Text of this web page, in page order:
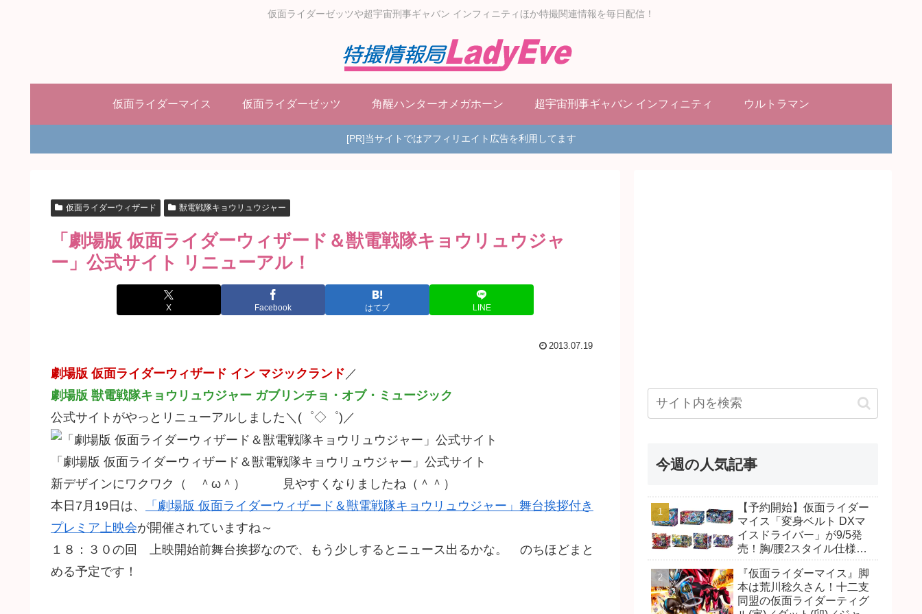
仮面ライダーゼッツや超宇宙刑事ギャバン インフィニティほか特撮関連情報を毎日配信！
仮面ライダーマイス 仮面ライダーゼッツ 角醒ハンターオメガホーン 超宇宙刑事ギャバン インフィニティ ウルトラマン
[PR]当サイトではアフィリエイト広告を利用してます
仮面ライダーウィザード 獣電戦隊キョウリュウジャー
「劇場版 仮面ライダーウィザード＆獣電戦隊キョウリュウジャ
ー」公式サイト リニューアル！
X Facebook はてブ LINE
2013.07.19
劇場版 仮面ライダーウィザード イン マジックランド ／
劇場版 獣電戦隊キョウリュウジャー ガブリンチョ・オブ・ミュージック
公式サイトがやっとリニューアルしました＼(゜◇゜)／
「劇場版 仮面ライダーウィザード＆獣電戦隊キョウリュウジャー」公式サイト
新デザインにワクワク（ ＾ω＾） 見やすくなりましたね（＾＾）
本日7月19日は、
「劇場版 仮面ライダーウィザード＆獣電戦隊キョウリュウジャー」舞台挨拶付き
プレミア上映会が開催されていますね～
１８：３０の回 上映開始前舞台挨拶なので、もう少しするとニュース出るかな。 のちほどまと
める予定です！
今週の人気記事
【予約開始】仮面ライダー
マイス「変身ベルト DXマ
イスドライバー」が9/5発
売！胸/腰2スタイル仕様！
ッシュ、ジャオ/バイト、ケ
イ/ショットボーンバックル
も！
『仮面ライダーマイス』脚
本は荒川稔久さん！十二支
同盟の仮面ライダーティグ